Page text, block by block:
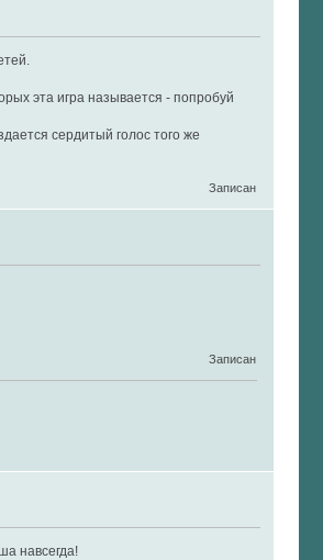
эта игра называется - попробуй
сердитый голос того же
Записан
Записан
навсегда!